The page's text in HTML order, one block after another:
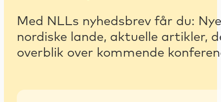
Med NLLs nyhedsbrev får du:
nordiske lande, aktuelle
overblik over kommende